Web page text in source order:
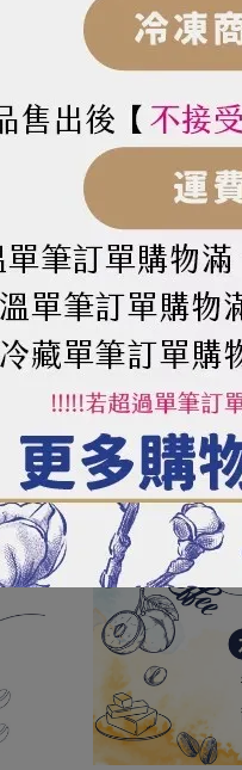
圓潤
在一個月的最佳賞味期
其它具單向排氣功能之容